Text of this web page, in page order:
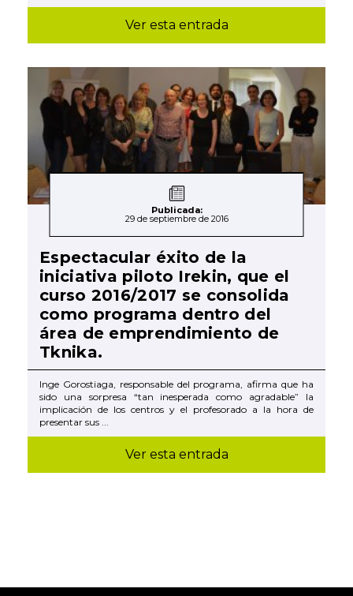
Ver esta entrada
Publicada:
29 de septiembre de 2016
Espectacular éxito de la
iniciativa piloto Irekin, que el
curso 2016/2017 se consolida
como programa dentro del
área de emprendimiento de
Tknika.
Inge Gorostiaga, responsable del programa, afirma que ha
sido una sorpresa “tan inesperada como agradable” la
implicación de los centros y el profesorado a la hora de
presentar sus ...
Ver esta entrada